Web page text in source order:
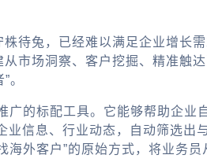
株待兔，已经难以满足企业增长
市场洞察、客户挖掘、精准触
。
的标配工具。它能够帮助企业
信息、行业动态，自动筛选出
海外客户”的原始方式，将业务